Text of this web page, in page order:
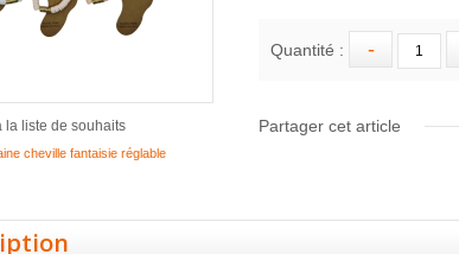
la liste de souhaits
cheville fantaisie réglable
Quantité :
Partager cet article